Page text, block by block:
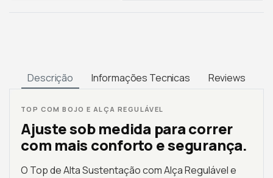
Descrição Informações Tecnicas Reviews
TOP COM BOJO E ALÇA REGULÁVEL
Ajuste sob medida para correr
com mais conforto e segurança.
O Top de Alta Sustentação com Alça Regulável e